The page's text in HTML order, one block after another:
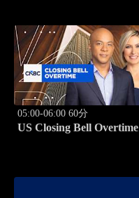
05:00-06:00 60分
US Closing Bell Overtime